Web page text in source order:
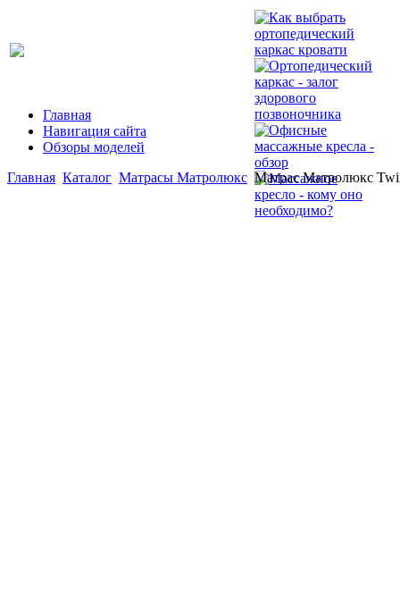
Главная
Навигация сайта
Обзоры моделей
Главная Каталог Матрасы Матролюкс Матрас Матролюкс